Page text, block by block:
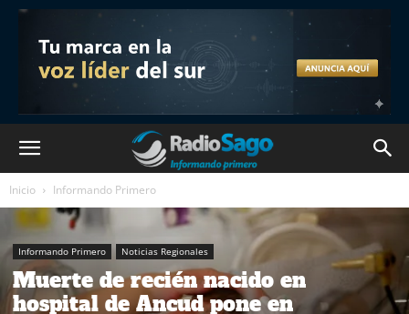
Inicio Informando Primero
Informando Primero Noticias Regionales
Muerte de recién nacido en
hospital de Ancud pone en